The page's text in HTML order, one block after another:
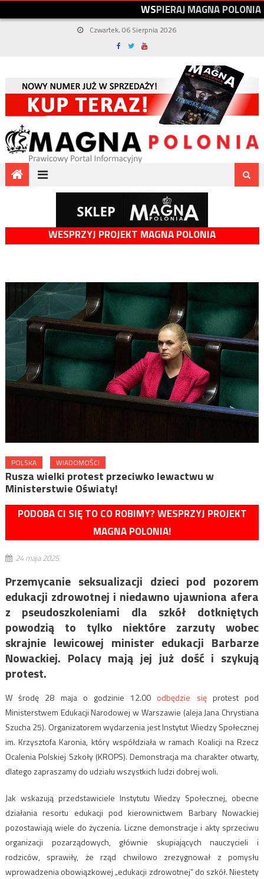
WSPIERAJMAGNAPOLONIA
Czwartek, 06 Sierpnia 2026
WESPRZYJ PROJEKT MAGNA POLONIA
POLSKA WIADOMOŚCI
Rusza wielki protest przeciwko lewactwu w
Ministerstwie Oświaty!
PODOBA CI SIĘ TO CO ROBIMY? WESPRZYJ PROJEKT
MAGNA POLONIA!
24 maja 2025
Przemycanie seksualizacji dzieci pod pozorem
edukacji zdrowotnej i niedawno ujawniona afera
z pseudoszkoleniami dla szkół dotkniętych
powodzią to tylko niektóre zarzuty wobec
skrajnie lewicowej minister edukacji Barbarze
Nowackiej. Polacy mają jej już dość i szykują
protest.
W środę 28 maja o godzinie 12.00 odbędzie sięprotest pod
Ministerstwem Edukacji Narodowej w Warszawie (aleja Jana Chrystiana
Szucha 25). Organizatorem wydarzenia jest Instytut Wiedzy Społecznej
im. Krzysztofa Karonia, który współdziała w ramach Koalicji na Rzecz
Ocalenia Polskiej Szkoły (KROPS). Demonstracja ma charakter otwarty,
dlatego zapraszamy do udziału wszystkich ludzi dobrej woli.
Jak wskazują przedstawiciele Instytutu Wiedzy Społecznej, obecne
działania resortu edukacji pod kierownictwem Barbary Nowackiej
pozostawiają wiele do życzenia. Liczne demonstracje i akty sprzeciwu
organizacji pozarządowych, głównie skupiających nauczycieli i
rodziców, sprawiły, że rząd chwilowo zrezygnował z pomysłu
wprowadzenia obowiązkowej „edukacji zdrowotnej” do szkół. Niestety